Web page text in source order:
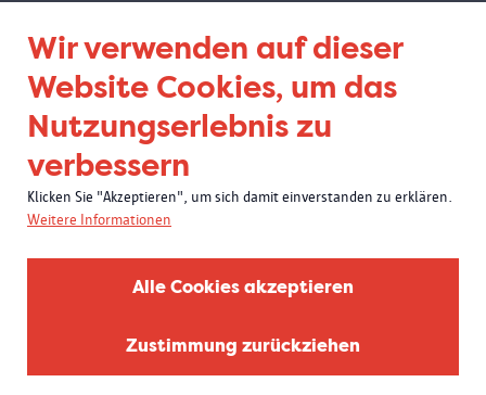
Wir verwenden auf dieser
Website Cookies, um das
Nutzungserlebnis zu
verbessern
Klicken Sie "Akzeptieren", um sich damit einverstanden zu erklären.
Weitere Informationen
Alle Cookies akzeptieren
Zustimmung zurückziehen
Abonnieren Sie unseren
Newsletter